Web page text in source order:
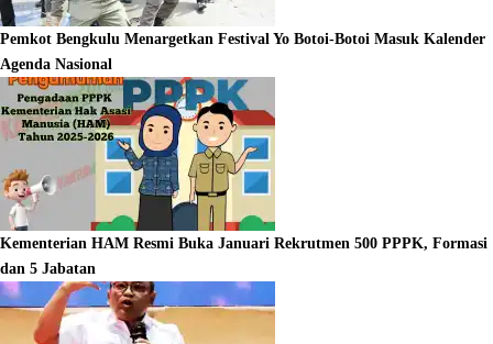
Pemkot Bengkulu Menargetkan Festival Yo Botoi-Botoi Masuk Kalender
Agenda Nasional
Kementerian HAM Resmi Buka Januari Rekrutmen 500 PPPK, Formasi
dan 5 Jabatan